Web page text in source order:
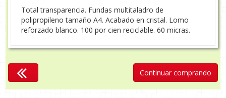
Total transparencia. Fundas multitaladro de
polipropileno tamaño A4. Acabado en cristal. Lomo
reforzado blanco. 100 por cien reciclable. 60 micras.
Continuar comprando